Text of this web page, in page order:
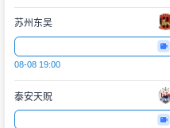
苏州东吴
08-08 19:00
泰安天贶